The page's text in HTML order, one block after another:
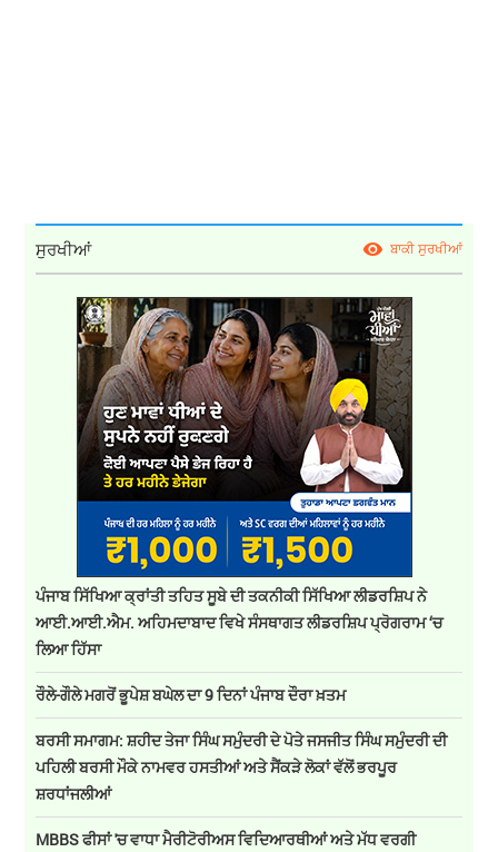
ਸੁਰਖੀਆਂ ਬਾਕੀ ਸੁਰਖੀਆਂ
ਪੰਜਾਬ ਸਿੱਖਿਆ ਕ੍ਰਾਂਤੀ ਤਹਿਤ ਸੂਬੇ ਦੀ ਤਕਨੀਕੀ ਸਿੱਖਿਆ ਲੀਡਰਸ਼ਿਪ ਨੇ
ਆਈ.ਆਈ.ਐਮ. ਅਹਿਮਦਾਬਾਦ ਵਿਖੇ ਸੰਸਥਾਗਤ ਲੀਡਰਸ਼ਿਪ ਪ੍ਰੋਗਰਾਮ ‘ਚ
ਲਿਆ ਹਿੱਸਾ
ਰੌਲੇ-ਗੌਲੇ ਮਗਰੋਂ ਭੂਪੇਸ਼ ਬਘੇਲ ਦਾ 9 ਦਿਨਾਂ ਪੰਜਾਬ ਦੌਰਾ ਖ਼ਤਮ
ਬਰਸੀ ਸਮਾਗਮ: ਸ਼ਹੀਦ ਤੇਜਾ ਸਿੰਘ ਸਮੁੰਦਰੀ ਦੇ ਪੋਤੇ ਜਸਜੀਤ ਸਿੰਘ ਸਮੁੰਦਰੀ ਦੀ
ਪਹਿਲੀ ਬਰਸੀ ਮੌਕੇ ਨਾਮਵਰ ਹਸਤੀਆਂ ਅਤੇ ਸੈਂਕੜੇ ਲੋਕਾਂ ਵੱਲੋਂ ਭਰਪੂਰ
ਸ਼ਰਧਾਂਜਲੀਆਂ
MBBS ਫੀਸਾਂ 'ਚ ਵਾਧਾ ਮੈਰੀਟੋਰੀਅਸ ਵਿਦਿਆਰਥੀਆਂ ਅਤੇ ਮੱਧ ਵਰਗੀ